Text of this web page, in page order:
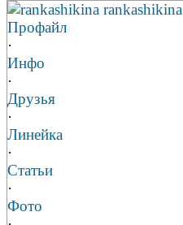
rankashikina rankashikina
Профайл
·
Инфо
·
Друзья
·
Линейка
·
Статьи
·
Фото